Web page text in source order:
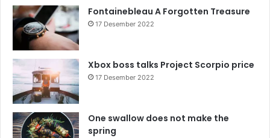
Fontainebleau A Forgotten Treasure
17 Desember 2022
Xbox boss talks Project Scorpio price
17 Desember 2022
One swallow does not make the
spring